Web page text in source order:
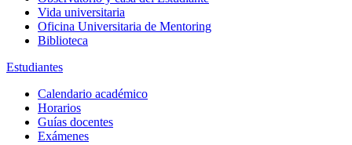
Vida universitaria
Oficina Universitaria de Mentoring
Biblioteca
Estudiantes
Calendario académico
Horarios
Guías docentes
Exámenes